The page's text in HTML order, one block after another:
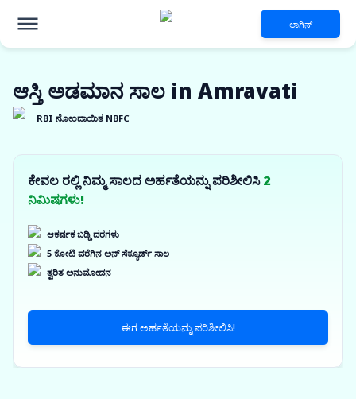
ಲಾಗಿನ್
ಆಸ್ತಿ ಅಡಮಾನ ಸಾಲ in Amravati
RBI ನೋಂದಾಯಿತ NBFC
ಕೇವಲ ರಲ್ಲಿ ನಿಮ್ಮ ಸಾಲದ ಅರ್ಹತೆಯನ್ನು ಪರಿಶೀಲಿಸಿ2
ನಿಮಿಷಗಳು!
ಆಕರ್ಷಕ ಬಡ್ಡಿ ದರಗಳು
5 ಕೋಟಿ ವರೆಗಿನ ಅನ್ ಸೆಕ್ಯೂರ್ಡ್ ಸಾಲ
ತ್ವರಿತ ಅನುಮೋದನ
ಈಗ ಅರ್ಹತೆಯನ್ನು ಪರಿಶೀಲಿಸಿ!